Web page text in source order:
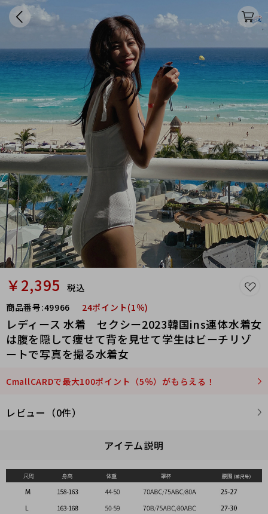
￥2,395
税込
商品番号:49966 24ポイント(1％)
レディース 水着 セクシー2023韓国ins連体水着女
は腹を隠して痩せて背を見せて学生はビーチリゾ
ートで写真を撮る水着女
CmallCARDで最大100ポイント（5％）がもらえる！
レビュー（0件）
アイテム説明